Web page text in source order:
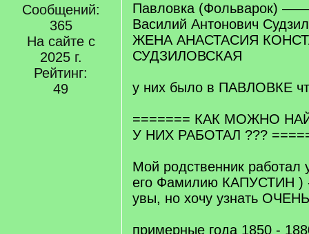
Сообщений:
365
На сайте с
2025 г.
Рейтинг:
49
Павловка (Фольварок)
Василий Антонович
ЖЕНА АНАСТАСИЯ
СУДЗИЛОВСКАЯ
у них было в ПАВЛОВКЕ
======= КАК МОЖНО
У НИХ РАБОТАЛ ???
Мой родственник работал
его Фамилию КАПУСТИН )
увы, но хочу узнать ОЧЕНЬ
примерные года 1850 -